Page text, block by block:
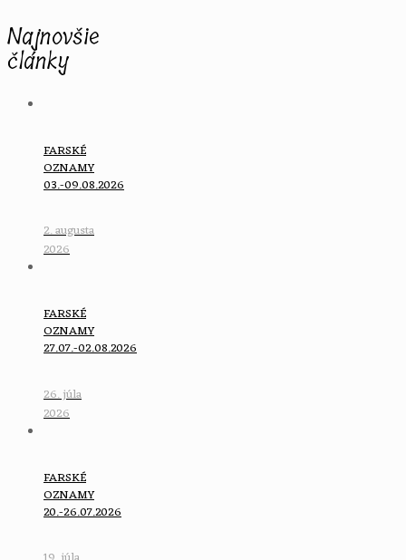
Najnovšie
články
FARSKÉ
OZNAMY
03.-09.08.2026
2. augusta
2026
FARSKÉ
OZNAMY
27.07.-02.08.2026
26. júla
2026
FARSKÉ
OZNAMY
20.-26.07.2026